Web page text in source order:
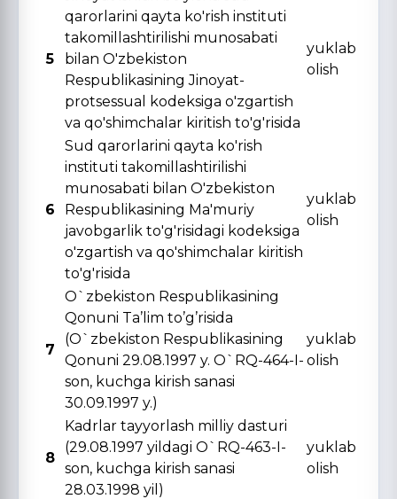
5
qarorlarini qayta ko'rish instituti
takomillashtirilishi munosabati
bilan O'zbekiston
Respublikasining Jinoyat-
protsessual kodeksiga o'zgartish
va qo'shimchalar kiritish to'g'risida
yuklab
olish
6
Sud qarorlarini qayta ko'rish
instituti takomillashtirilishi
munosabati bilan O'zbekiston
Respublikasining Ma'muriy
javobgarlik to'g'risidagi kodeksiga
o'zgartish va qo'shimchalar kiritish
to'g'risida
yuklab
olish
7
O`zbekiston Respublikasining
Qonuni Ta’lim to’g’risida
(O`zbekiston Respublikasining
Qonuni 29.08.1997 y. O`RQ-464-I-
son, kuchga kirish sanasi
30.09.1997 y.)
yuklab
olish
8
Kadrlar tayyorlash milliy dasturi
(29.08.1997 yildagi O`RQ-463-I-
son, kuchga kirish sanasi
28.03.1998 yil)
yuklab
olish